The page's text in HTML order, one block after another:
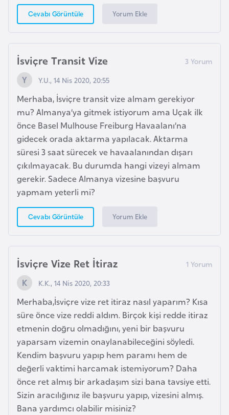
Cevabı Görüntüle Yorum Ekle
İsviçre Transit Vize
Y.U., 14 Nis 2020, 20:55
Merhaba, İsviçre transit vize almam gerekiyor
mu? Almanya’ya gitmek istiyorum ama Uçak ilk
önce Basel Mulhouse Freiburg Havaalanı’na
gidecek orada aktarma yapılacak. Aktarma
süresi 3 saat sürecek ve havaalanından dışarı
çıkılmayacak. Bu durumda hangi vizeyi almam
gerekir. Sadece Almanya vizesine başvuru
yapmam yeterli mi?
Cevabı Görüntüle Yorum Ekle
İsviçre Vize Ret İtiraz
K.K., 14 Nis 2020, 20:33
Merhaba,İsviçre vize ret itiraz nasıl yaparım? Kısa
süre önce vize reddi aldım. Birçok kişi redde itiraz
etmenin doğru olmadığını, yeni bir başvuru
yaparsam vizemin onaylanabileceğini söyledi.
Kendim başvuru yapıp hem paramı hem de
değerli vaktimi harcamak istemiyorum? Daha
önce ret almış bir arkadaşım sizi bana tavsiye etti.
Sizin aracılığınız ile başvuru yapıp, vizesini almış.
Bana yardımcı olabilir misiniz?
n
e
y
S
u
d
a
n
G
u
y
a
n
a
H
d
i
t
a
n
H
ı
r
v